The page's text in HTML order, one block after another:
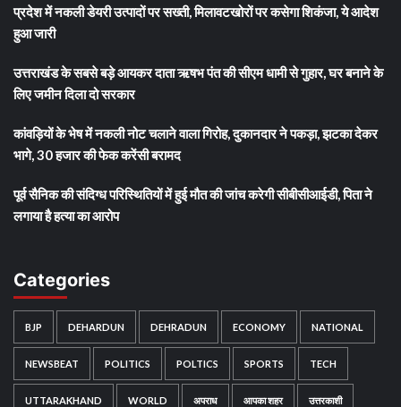
प्रदेश में नकली डेयरी उत्पादों पर सख्ती, मिलावटखोरों पर कसेगा शिकंजा, ये आदेश
हुआ जारी
उत्तराखंड के सबसे बड़े आयकर दाता ऋषभ पंत की सीएम धामी से गुहार, घर बनाने के
लिए जमीन दिला दो सरकार
कांवड़ियों के भेष में नकली नोट चलाने वाला गिरोह, दुकानदार ने पकड़ा, झटका देकर
भागे, 30 हजार की फेक करेंसी बरामद
पूर्व सैनिक की संदिग्ध परिस्थितियों में हुई मौत की जांच करेगी सीबीसीआईडी, पिता ने
लगाया है हत्या का आरोप
Categories
BJP DEHARDUN DEHRADUN ECONOMY NATIONAL
NEWSBEAT POLITICS POLTICS SPORTS TECH
UTTARAKHAND WORLD अपराध आपका शहर उत्तरकाशी